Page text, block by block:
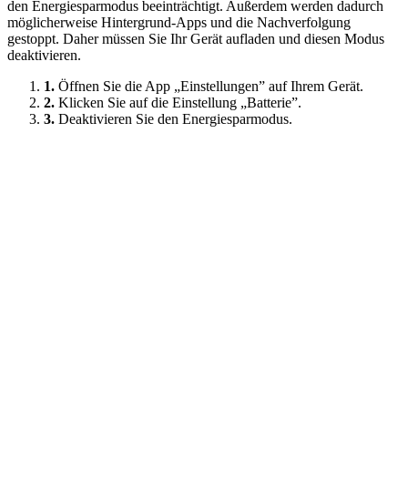
den Energiesparmodus beeinträchtigt. Außerdem werden dadurch
möglicherweise Hintergrund-Apps und die Nachverfolgung
gestoppt. Daher müssen Sie Ihr Gerät aufladen und diesen Modus
deaktivieren.
1. Öffnen Sie die App „Einstellungen” auf Ihrem Gerät.
2. Klicken Sie auf die Einstellung „Batterie”.
3. Deaktivieren Sie den Energiesparmodus.